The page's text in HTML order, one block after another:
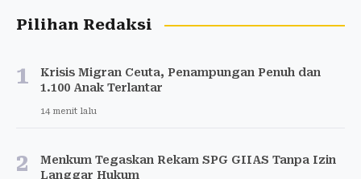
Pilihan Redaksi
1
Krisis Migran Ceuta, Penampungan Penuh dan
1.100 Anak Terlantar
14 menit lalu
2
Menkum Tegaskan Rekam SPG GIIAS Tanpa Izin
Langgar Hukum